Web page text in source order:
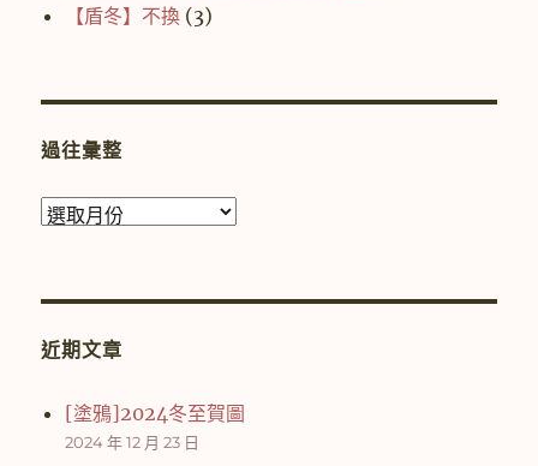
【盾冬】不換 (3)
過往彙整
過
近期文章
[塗鴉]2024冬至賀圖
2024 年 12 月 23 日